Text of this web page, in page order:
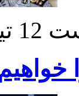
12 تیر 1405